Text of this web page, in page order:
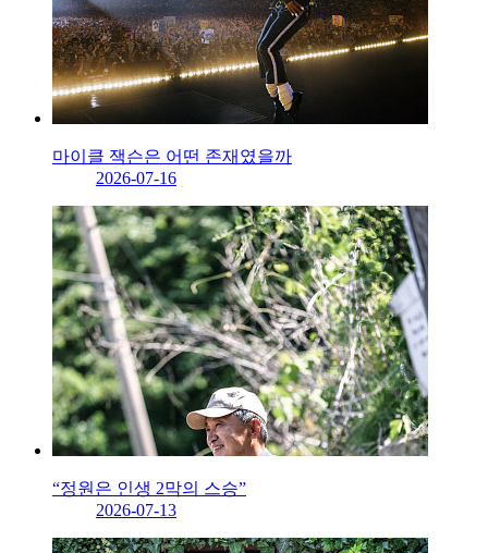
마이클 잭슨은 어떤 존재였을까
2026-07-16
“정원은 인생 2막의 스승”
2026-07-13